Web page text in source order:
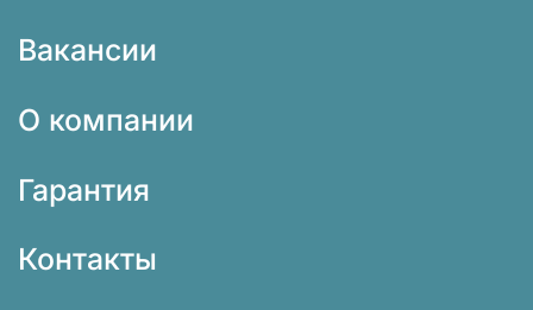
Вакансии
О компании
Гарантия
Контакты